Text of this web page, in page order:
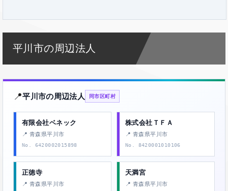
平川市の周辺法人
📍平川市の周辺法人 同市区町村
有限会社ベネック
📍 青森県平川市
No. 6420002015898
株式会社ＴＦＡ
📍 青森県平川市
No. 8420001010106
正徳寺
📍 青森県平川市
天満宮
📍 青森県平川市